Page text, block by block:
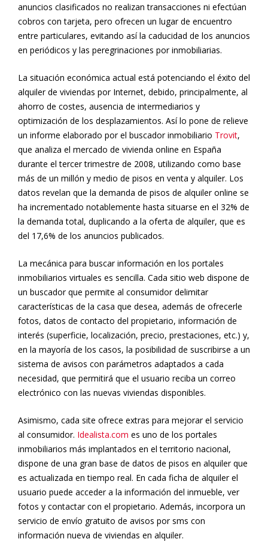
anuncios clasificados no realizan transacciones ni efectúan
cobros con tarjeta, pero ofrecen un lugar de encuentro
entre particulares, evitando así la caducidad de los anuncios
en periódicos y las peregrinaciones por inmobiliarias.
La situación económica actual está potenciando el éxito del
alquiler de viviendas por Internet, debido, principalmente, al
ahorro de costes, ausencia de intermediarios y
optimización de los desplazamientos. Así lo pone de relieve
un informe elaborado por el buscador inmobiliario Trovit,
que analiza el mercado de vivienda online en España
durante el tercer trimestre de 2008, utilizando como base
más de un millón y medio de pisos en venta y alquiler. Los
datos revelan que la demanda de pisos de alquiler online se
ha incrementado notablemente hasta situarse en el 32% de
la demanda total, duplicando a la oferta de alquiler, que es
del 17,6% de los anuncios publicados.
La mecánica para buscar información en los portales
inmobiliarios virtuales es sencilla. Cada sitio web dispone de
un buscador que permite al consumidor delimitar
características de la casa que desea, además de ofrecerle
fotos, datos de contacto del propietario, información de
interés (superficie, localización, precio, prestaciones, etc.) y,
en la mayoría de los casos, la posibilidad de suscribirse a un
sistema de avisos con parámetros adaptados a cada
necesidad, que permitirá que el usuario reciba un correo
electrónico con las nuevas viviendas disponibles.
Asimismo, cada site ofrece extras para mejorar el servicio
al consumidor. Idealista.com es uno de los portales
inmobiliarios más implantados en el territorio nacional,
dispone de una gran base de datos de pisos en alquiler que
es actualizada en tiempo real. En cada ficha de alquiler el
usuario puede acceder a la información del inmueble, ver
fotos y contactar con el propietario. Además, incorpora un
servicio de envío gratuito de avisos por sms con
información nueva de viviendas en alquiler.